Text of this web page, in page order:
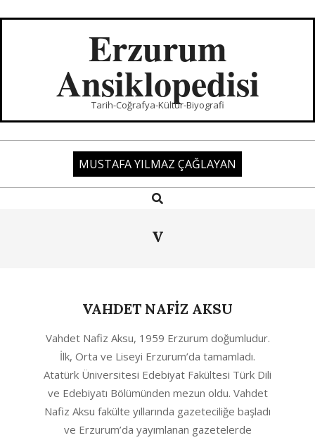
Erzurum
Ansiklopedisi
Tarih-Coğrafya-Kültür-Biyografi
MUSTAFA YILMAZ ÇAĞLAYAN
Search
V
VAHDET NAFİZ AKSU
04-
Vahdet Nafiz Aksu, 1959 Erzurum doğumludur.
İlk, Orta ve Liseyi Erzurum’da tamamladı.
Atatürk Üniversitesi Edebiyat Fakültesi Türk Dili
ve Edebiyatı Bölümünden mezun oldu. Vahdet
Nafiz Aksu fakülte yıllarında gazeteciliğe başladı
ve Erzurum’da yayımlanan gazetelerde